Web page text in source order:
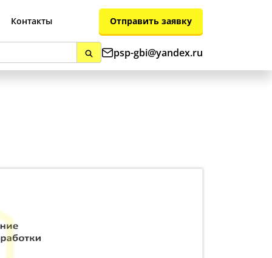
Контакты Отправить заявку
psp-gbi@yandex.ru